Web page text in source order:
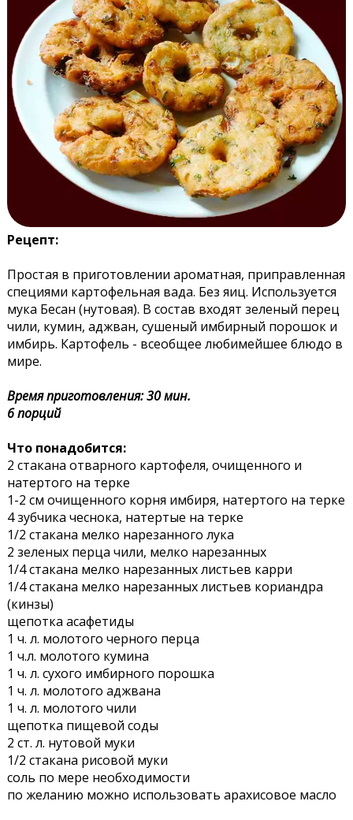
Рецепт:
Простая в приготовлении ароматная, приправленная
специями картофельная вада. Без яиц. Используется
мука Бесан (нутовая). В состав входят зеленый перец
чили, кумин, аджван, сушеный имбирный порошок и
имбирь. Картофель - всеобщее любимейшее блюдо в
мире.
Время приготовления: 30 мин.
6 порций
Что понадобится:
2 стакана отварного картофеля, очищенного и
натертого на терке
1-2 см очищенного корня имбиря, натертого на терке
4 зубчика чеснока, натертые на терке
1/2 стакана мелко нарезанного лука
2 зеленых перца чили, мелко нарезанных
1/4 стакана мелко нарезанных листьев карри
1/4 стакана мелко нарезанных листьев кориандра
(кинзы)
щепотка асафетиды
1 ч. л. молотого черного перца
1 ч.л. молотого кумина
1 ч. л. сухого имбирного порошка
1 ч. л. молотого аджвана
1 ч. л. молотого чили
щепотка пищевой соды
2 ст. л. нутовой муки
1/2 стакана рисовой муки
соль по мере необходимости
по желанию можно использовать арахисовое масло